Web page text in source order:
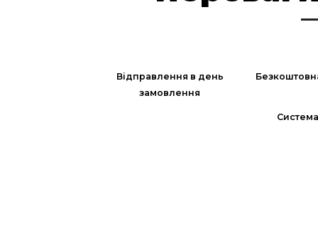
Відправлення в день
замовлення